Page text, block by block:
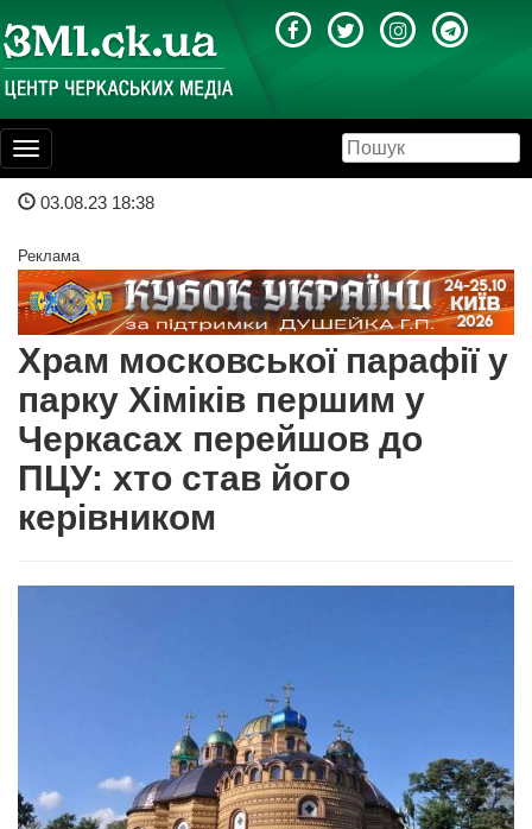
Toggle
navigation
03.08.23 18:38
Реклама
Храм московської парафії у
парку Хіміків першим у
Черкасах перейшов до
ПЦУ: хто став його
керівником